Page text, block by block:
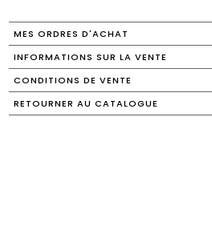
MES ORDRES D'ACHAT
INFORMATIONS SUR LA VENTE
CONDITIONS DE VENTE
RETOURNER AU CATALOGUE